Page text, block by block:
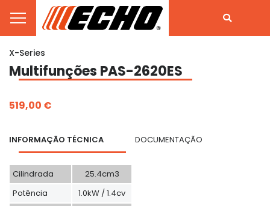
X-Series
Multifunções PAS-2620ES
519,00 €
INFORMAÇÃO TÉCNICA DOCUMENTAÇÃO
Cilindrada
25.4cm3
Potência
1.0kW / 1.4cv